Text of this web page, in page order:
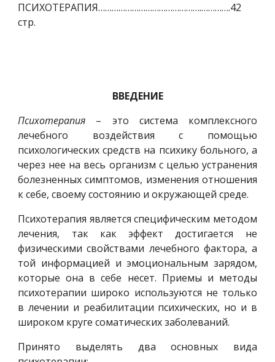
ПСИХОТЕРАПИЯ……………………………………….………….42
стр.
ВВЕДЕНИЕ
Психотерапия – это система комплексного
лечебного воздействия с помощью
психологических средств на психику больного, а
через нее на весь организм с целью устранения
болезненных симптомов, изменения отношения
к себе, своему состоянию и окружающей среде.
Психотерапия является специфическим методом
лечения, так как эффект достигается не
физическими свойствами лечебного фактора, а
той информацией и эмоциональным зарядом,
которые она в себе несет. Приемы и методы
психотерапии широко используются не только
в лечении и реабилитации психических, но и в
широком круге соматических заболеваний.
Принято выделять два основных вида